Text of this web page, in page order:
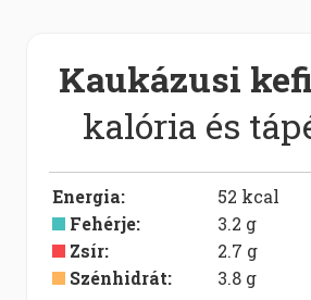
Kaukázusi
kalória és
Energia: 52 kcal
Fehérje: 3.2 g
Zsír: 2.7 g
Szénhidrát: 3.8 g